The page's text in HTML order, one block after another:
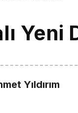
Yıldırım